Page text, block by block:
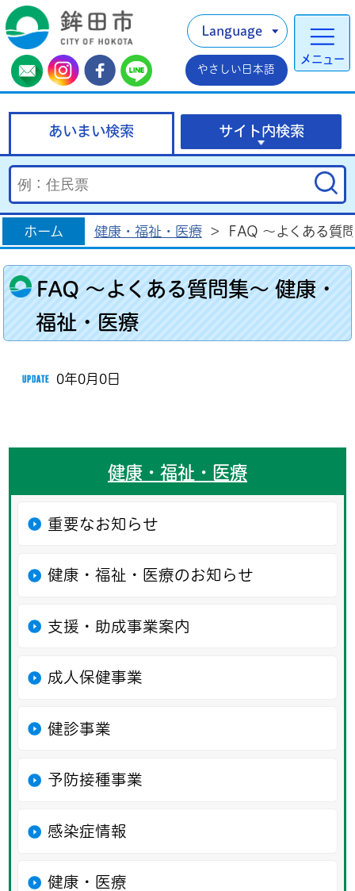
メニュー
Language
やさしい日本語
あいまい検索 サイト内検索
ホーム 健康・福祉・医療 > FAQ ～よくある質
FAQ ～よくある質問集～ 健康・
福祉・医療
0年0月0日
健康・福祉・医療
重要なお知らせ
健康・福祉・医療のお知らせ
支援・助成事業案内
成人保健事業
健診事業
予防接種事業
感染症情報
健康・医療